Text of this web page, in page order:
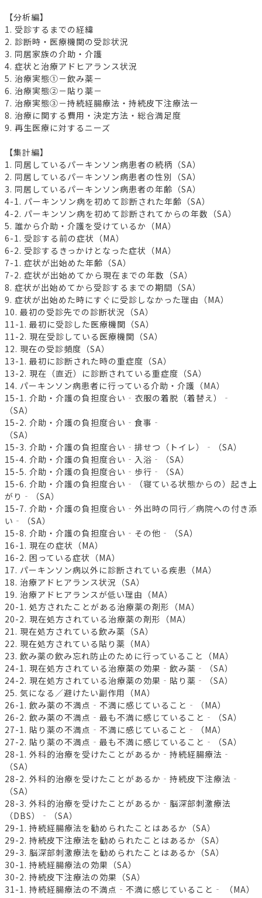
【分析編】
1. 受診するまでの経緯
2. 診断時・医療機関の受診状況
3. 同居家族の介助・介護
4. 症状と治療アドヒアランス状況
5. 治療実態①－飲み薬－
6. 治療実態②－貼り薬－
7. 治療実態③－持続経腸療法・持続皮下注療法ー
8. 治療に関する費用・決定方法・総合満足度
9. 再生医療に対するニーズ
【集計編】
1. 同居しているパーキンソン病患者の続柄（SA）
2. 同居しているパーキンソン病患者の性別（SA）
3. 同居しているパーキンソン病患者の年齢（SA）
4-1. パーキンソン病を初めて診断された年齢（SA）
4-2. パーキンソン病を初めて診断されてからの年数（SA）
5. 誰から介助・介護を受けているか（MA）
6-1. 受診する前の症状（MA）
6-2. 受診するきっかけとなった症状（MA）
7-1. 症状が出始めた年齢（SA）
7-2. 症状が出始めてから現在までの年数（SA）
8. 症状が出始めてから受診するまでの期間（SA）
9. 症状が出始めた時にすぐに受診しなかった理由（MA）
10. 最初の受診先での診断状況（SA）
11-1. 最初に受診した医療機関（SA）
11-2. 現在受診している医療機関（SA）
12. 現在の受診頻度（SA）
13-1. 最初に診断された時の重症度（SA）
13-2. 現在（直近）に診断されている重症度（SA）
14. パーキンソン病患者に行っている介助・介護（MA）
15-1. 介助・介護の負担度合い‐衣服の着脱（着替え）‐
（SA）
15-2. 介助・介護の負担度合い‐食事‐
（SA）
15-3. 介助・介護の負担度合い‐排せつ（トイレ）‐（SA）
15-4. 介助・介護の負担度合い‐入浴‐（SA）
15-5. 介助・介護の負担度合い‐歩行‐（SA）
15-6. 介助・介護の負担度合い‐（寝ている状態からの）起き上
がり‐（SA）
15-7. 介助・介護の負担度合い‐外出時の同行／病院への付き添
い‐（SA）
15-8. 介助・介護の負担度合い‐その他‐（SA）
16-1. 現在の症状（MA）
16-2. 困っている症状（MA）
17. パーキンソン病以外に診断されている疾患（MA）
18. 治療アドヒアランス状況（SA）
19. 治療アドヒアランスが低い理由（MA）
20-1. 処方されたことがある治療薬の剤形（MA）
20-2. 現在処方されている治療薬の剤形（MA）
21. 現在処方されている飲み薬（SA）
22. 現在処方されている貼り薬（MA）
23. 飲み薬の飲み忘れ防止のために行っていること（MA）
24-1. 現在処方されている治療薬の効果‐飲み薬‐（SA）
24-2. 現在処方されている治療薬の効果‐貼り薬‐（SA）
25. 気になる／避けたい副作用（MA）
26-1. 飲み薬の不満点‐不満に感じていること‐（MA）
26-2. 飲み薬の不満点‐最も不満に感じていること‐（SA）
27-1. 貼り薬の不満点‐不満に感じていること‐（MA）
27-2. 貼り薬の不満点‐最も不満に感じていること‐（SA）
28-1. 外科的治療を受けたことがあるか‐持続経腸療法‐
（SA）
28-2. 外科的治療を受けたことがあるか‐持続皮下注療法‐
（SA）
28-3. 外科的治療を受けたことがあるか‐脳深部刺激療法
（DBS）‐（SA）
29-1. 持続経腸療法を勧められたことはあるか（SA）
29-2. 持続皮下注療法を勧められたことはあるか（SA）
29-3. 脳深部刺激療法を勧められたことはあるか（SA）
30-1. 持続経腸療法の効果（SA）
30-2. 持続皮下注療法の効果（SA）
31-1. 持続経腸療法の不満点‐不満に感じていること‐ （MA）